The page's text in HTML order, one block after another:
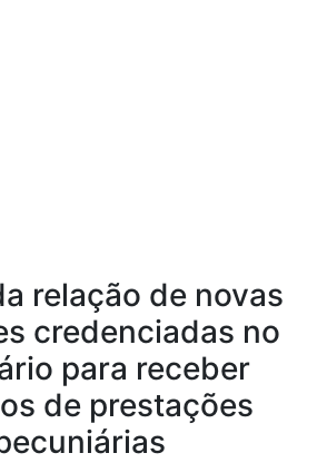
relação de novas
credenciadas no
para receber
de prestações